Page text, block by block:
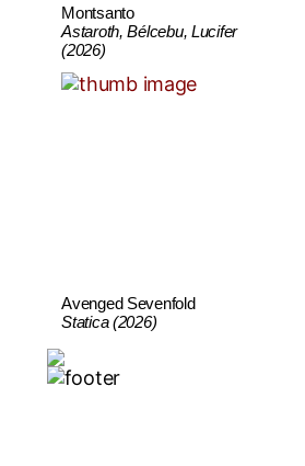
Montsanto
Astaroth, Bélcebu, Lucifer
(2026)
Avenged Sevenfold
Statica (2026)